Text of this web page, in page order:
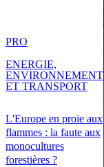
L'Europe en proie aux
flammes : la faute aux
monocultures
forestières ?
PRO
ENERGIE,
ENVIRONNEMENT
ET TRANSPORT